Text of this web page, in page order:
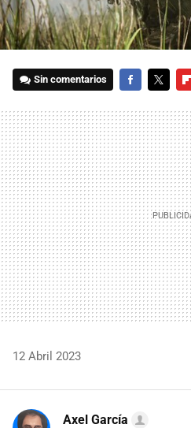
Sin comentarios
12 Abril 2023
Axel García